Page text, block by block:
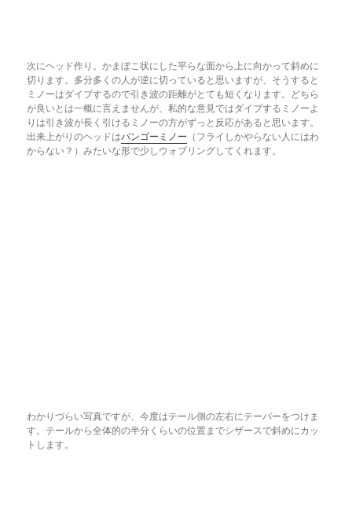
次にヘッド作り。かまぼこ状にした平らな面から上に向かって斜めに
切ります。多分多くの人が逆に切っていると思いますが、そうすると
ミノーはダイブするので引き波の距離がとても短くなります。どちら
が良いとは一概に言えませんが、私的な意見ではダイブするミノーよ
りは引き波が長く引けるミノーの方がずっと反応があると思います。
出来上がりのヘッドはバンゴーミノー （フライしかやらない人にはわ
からない？）みたいな形で少しウォブリングしてくれます。
わかりづらい写真ですが、今度はテール側の左右にテーパーをつけま
す。テールから全体的の半分くらいの位置までシザースで斜めにカッ
トします。